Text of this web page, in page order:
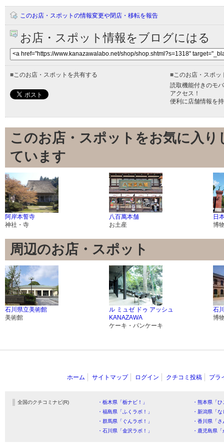
このお店・スポットの情報変更や閉店・移転を報告
お店・スポット情報をブログにはる
■ このお店・スポットを共有する ■ このお店・スポ
読取機能付きのモ
アクセス！
便利に店舗情報を
このお店・スポットをお気に入
ています
阿岸本誓寺
神社・寺
八百萬本舗
お土産
日
博
周辺のお店・スポット
石川県立美術館
美術館
ル ミュゼ ドゥ アッシュ
KANAZAWA
ケーキ・パンケーキ
石
博
ホーム サイトマップ ログイン クチコミ投稿 プラ
全国のクチコミナビ(R) ・栃木県「栃ナビ！」
・熊本県「
・福島県「ふくラボ！」
・新潟県「
・群馬県「ぐんラボ！」
・香川県「
・石川県「金沢ラボ！」
・鹿児島県